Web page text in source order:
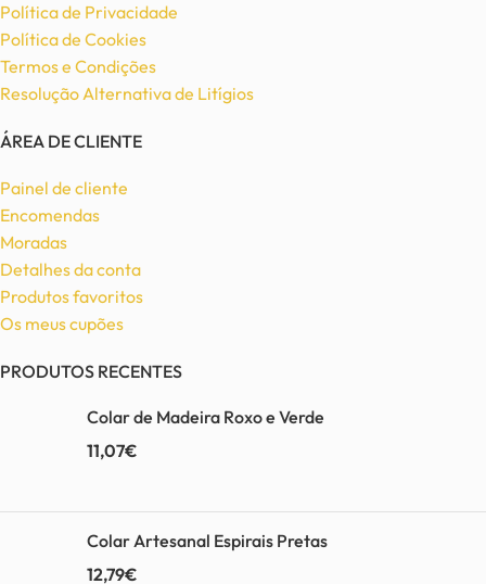
Política de Privacidade
Política de Cookies
Termos e Condições
Resolução Alternativa de Litígios
ÁREA DE CLIENTE
Painel de cliente
Encomendas
Moradas
Detalhes da conta
Produtos favoritos
Os meus cupões
PRODUTOS RECENTES
Colar de Madeira Roxo e Verde
11,07€
Colar Artesanal Espirais Pretas
12,79€